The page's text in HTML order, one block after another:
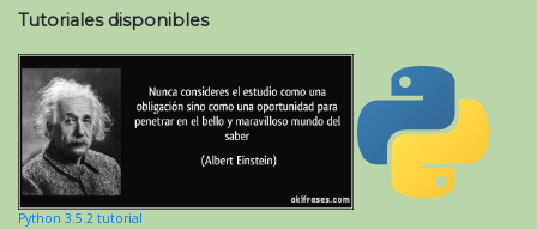
Tutoriales disponibles
Python 3.5.2 tutorial